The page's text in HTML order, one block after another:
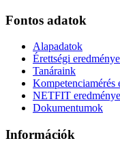
Fontos adatok
Alapadatok
Érettségi
Tanáraink
Kompetenciamérés
NETFIT
Dokumentumok
Információk